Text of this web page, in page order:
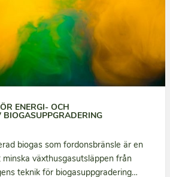
ENERGI- OCH
biogas som fordonsbränsle är en
växthusgasutsläppen från
teknik för biogasuppgradering…